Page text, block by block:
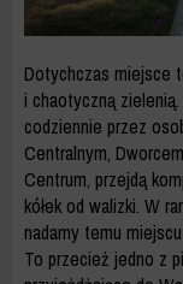
Dotychczas miejsce
i chaotyczną zielenią.
codziennie przez
Centralnym,
Centrum, przejdą
kółek od walizki. W
nadamy temu
To przecież jedno z